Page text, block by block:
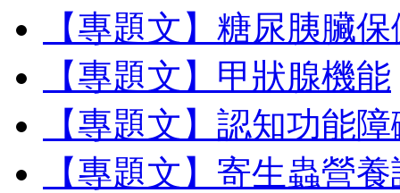
【專題文】糖尿胰臟
【專題文】甲狀腺機能
【專題文】認知功能
【專題文】寄生蟲營